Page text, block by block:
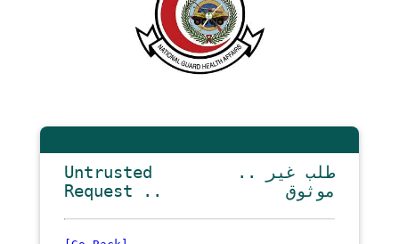
Untrusted
Request ..
.. طلب غير
موثوق